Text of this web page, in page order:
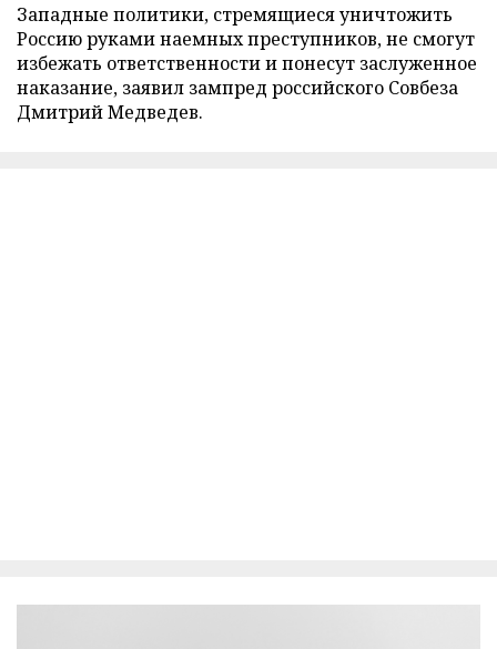
Западные политики, стремящиеся уничтожить
Россию руками наемных преступников, не смогут
избежать ответственности и понесут заслуженное
наказание, заявил зампред российского Совбеза
Дмитрий Медведев.